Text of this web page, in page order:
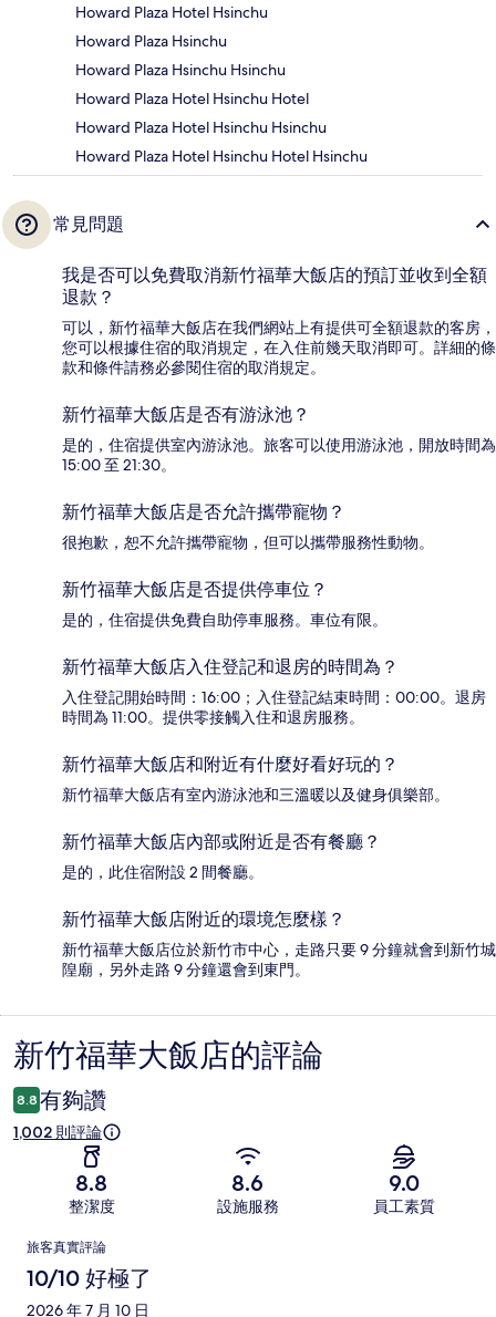
Howard Plaza Hotel Hsinchu
Howard Plaza Hsinchu
Howard Plaza Hsinchu Hsinchu
Howard Plaza Hotel Hsinchu Hotel
Howard Plaza Hotel Hsinchu Hsinchu
Howard Plaza Hotel Hsinchu Hotel Hsinchu
常見問題
我是否可以免費取消新竹福華大飯店的預訂並收到全額
退款？
可以，新竹福華大飯店在我們網站上有提供可全額退款的客房，
您可以根據住宿的取消規定，在入住前幾天取消即可。詳細的條
款和條件請務必參閱住宿的取消規定。
新竹福華大飯店是否有游泳池？
是的，住宿提供室內游泳池。旅客可以使用游泳池，開放時間為
15:00 至 21:30。
新竹福華大飯店是否允許攜帶寵物？
很抱歉，恕不允許攜帶寵物，但可以攜帶服務性動物。
新竹福華大飯店是否提供停車位？
是的，住宿提供免費自助停車服務。車位有限。
新竹福華大飯店入住登記和退房的時間為？
入住登記開始時間：16:00；入住登記結束時間：00:00。退房
時間為 11:00。提供零接觸入住和退房服務。
新竹福華大飯店和附近有什麼好看好玩的？
新竹福華大飯店有室內游泳池和三溫暖以及健身俱樂部。
新竹福華大飯店內部或附近是否有餐廳？
是的，此住宿附設 2 間餐廳。
新竹福華大飯店附近的環境怎麼樣？
新竹福華大飯店位於新竹市中心，走路只要 9 分鐘就會到新竹城
隍廟，另外走路 9 分鐘還會到東門。
評
論
新竹福華大飯店的評論
8.8 有夠讚
1,002 則評論
8.8
整潔度
8.6
設施服務
9.0
員工素質
評
論
旅客真實評論
10/10 好極了
2026 年 7 月 10 日